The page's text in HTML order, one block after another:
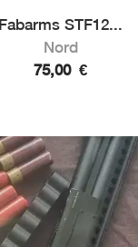
Fabarms STF12...
Nord
75,00 €